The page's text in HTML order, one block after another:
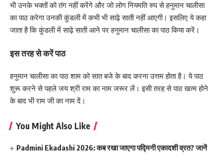
भी उनके भक्तों को तंग नहीं करेंगे और जो लोग नियमति रुप से हनुमान चालीसा
का पाठ करेगा उनकी कुंडली में कभी भी साढ़े साती नहीं आएगी। इसलिए ये कहा
जाता है कि कुंडली में साढ़े साती आने पर हनुमान चालीसा का पाठ किया करें।
इस तरह से करें पाठ
हनुमान चालीसा का पाठ शाम को सात बजे के बाद करना उत्तम होता है। ये पाठ
शुरू करने से पहले जय श्री राम का नाम जरूर लें। इसी तरह से पाठ खत्म होने
के बाद भी राम जी का नाम दें।
You Might Also Like
Padmini Ekadashi 2026: कब रखा जाएगा पद्मिनी एकादशी व्रत? जानें